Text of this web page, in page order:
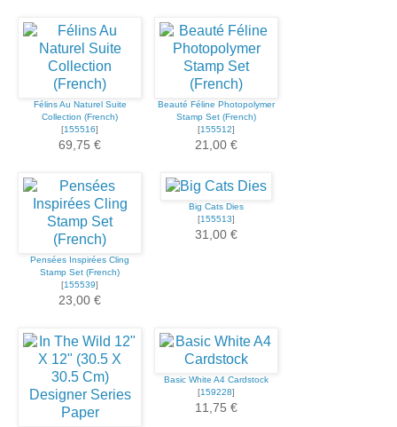
Félins Au Naturel Suite
Collection (French)
[155516]
69,75 €
Beauté Féline Photopolymer
Stamp Set (French)
[155512]
21,00 €
Pensées Inspirées Cling
Stamp Set (French)
[155539]
23,00 €
Big Cats Dies
[155513]
31,00 €
Basic White A4 Cardstock
[159228]
11,75 €